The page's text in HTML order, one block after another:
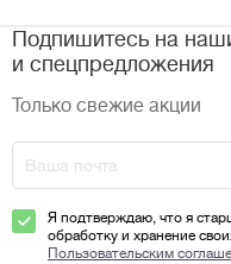
Подпишитесь на
и спецпредложения
Только свежие акции
Я подтверждаю, что я
обработку и хранение
Пользовательским